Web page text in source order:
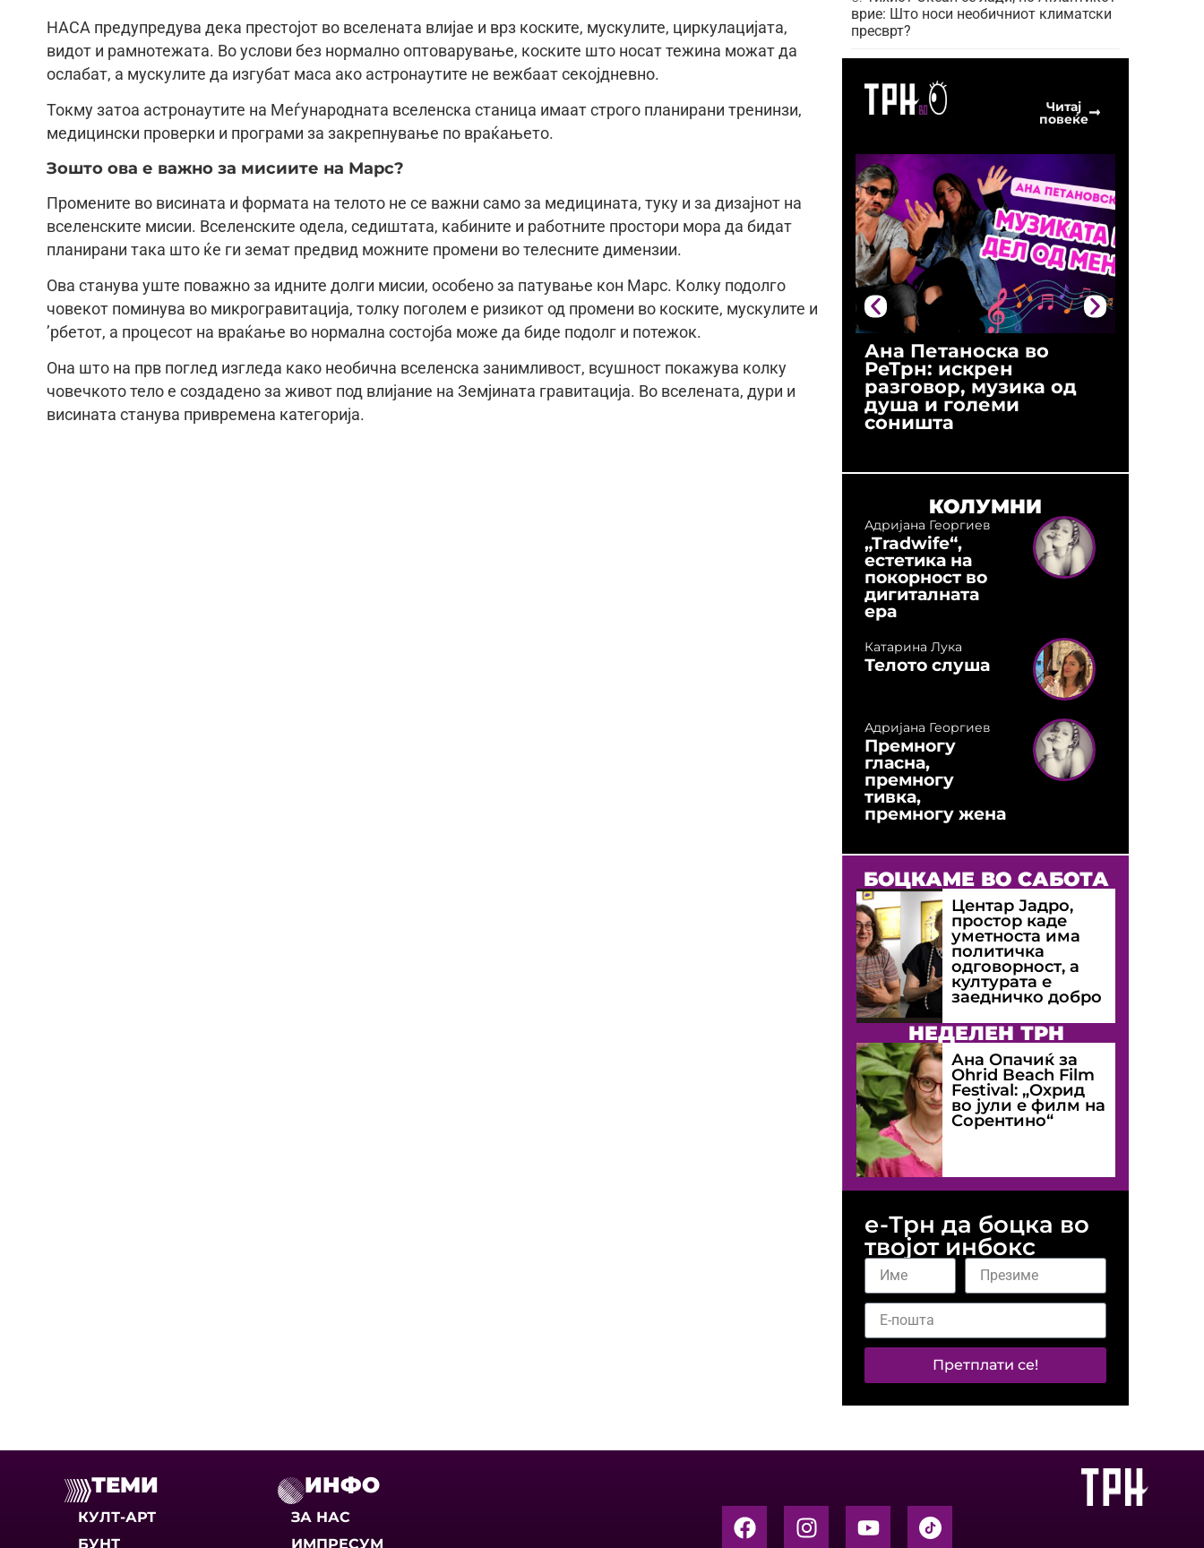
НАСА предупредува дека престојот во вселената влијае и врз коските, мускулите, циркулацијата,
видот и рамнотежата. Во услови без нормално оптоварување, коските што носат тежина можат да
ослабат, а мускулите да изгубат маса ако астронаутите не вежбаат секојдневно.
Токму затоа астронаутите на Меѓународната вселенска станица имаат строго планирани тренинзи,
медицински проверки и програми за закрепнување по враќањето.
Зошто ова е важно за мисиите на Марс?
Промените во висината и формата на телото не се важни само за медицината, туку и за дизајнот на
вселенските мисии. Вселенските одела, седиштата, кабините и работните простори мора да бидат
планирани така што ќе ги земат предвид можните промени во телесните димензии.
Ова станува уште поважно за идните долги мисии, особено за патување кон Марс. Колку подолго
човекот поминува во микрогравитација, толку поголем е ризикот од промени во коските, мускулите и
’рбетот, а процесот на враќање во нормална состојба може да биде подолг и потежок.
Она што на прв поглед изгледа како необична вселенска занимливост, всушност покажува колку
човечкото тело е создадено за живот под влијание на Земјината гравитација. Во вселената, дури и
висината станува привремена категорија.
врие: Што носи необичниот климатски
пресврт?
Читај
повеќе
Ана Петаноска во
РеТрн: искрен
разговор, музика од
душа и големи
соништа
КОЛУМНИ
Адријана Георгиев
„Tradwife“,
естетика на
покорност во
дигиталната
ера
Катарина Лука
Телото слуша
Адријана Георгиев
Премногу
гласна,
премногу
тивка,
премногу жена
БОЦКАМЕ ВО САБОТА
Центар Јадро,
простор каде
уметноста има
политичка
одговорност, а
културата е
заедничко добро
НЕДЕЛЕН ТРН
Ана Опачиќ за
Оhrid Beach Film
Festival: „Охрид
во јули е филм на
Сорентино“
е-Трн да боцка во
твојот инбокс
Претплати се!
ТЕМИ
КУЛТ-АРТ
БУНТ
ИНФО
ЗА НАС
ИМПРЕСУМ